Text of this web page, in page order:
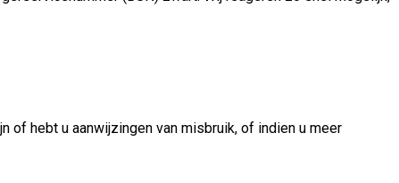
of hebt u aanwijzingen van misbruik, of indien u meer